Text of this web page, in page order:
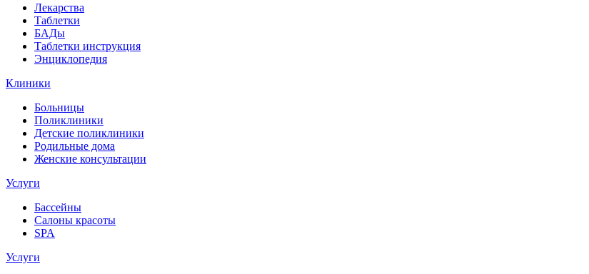
Лекарства
Таблетки
БАДы
Таблетки инструкция
Энциклопедия
Клиники
Больницы
Поликлиники
Детские поликлиники
Родильные дома
Женские консультации
Услуги
Бассейны
Салоны красоты
SPA
Услуги